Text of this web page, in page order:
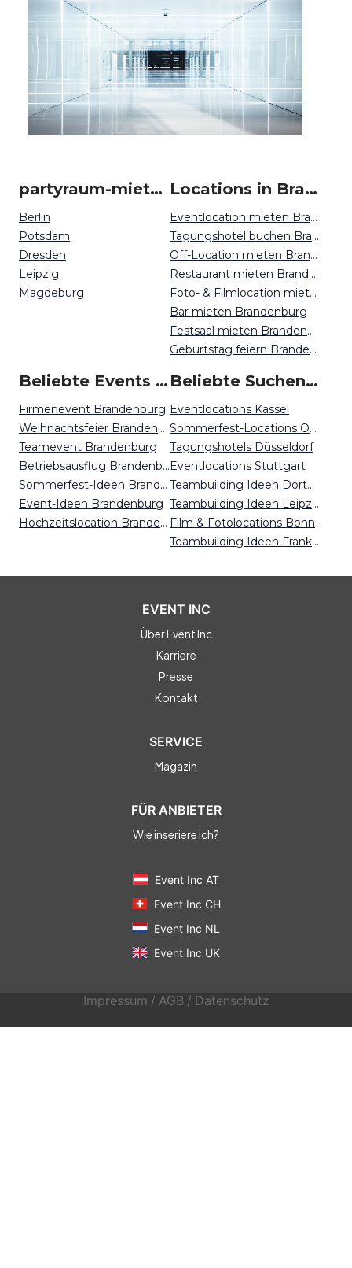
partyraum-mieten um Brandenburg
Berlin
Potsdam
Dresden
Leipzig
Magdeburg
Locations in Brandenburg mieten
Eventlocation mieten Brandenburg
Tagungshotel buchen Brandenburg
Off-Location mieten Brandenburg
Restaurant mieten Brandenburg
Foto- & Filmlocation mieten Brandenburg
Bar mieten Brandenburg
Festsaal mieten Brandenburg
Geburtstag feiern Brandenburg
Beliebte Events in Brandenburg
Firmenevent Brandenburg
Weihnachtsfeier Brandenburg
Teamevent Brandenburg
Betriebsausflug Brandenburg
Sommerfest-Ideen Brandenburg
Event-Ideen Brandenburg
Hochzeitslocation Brandenburg
Beliebte Suchen auf Event Inc
Eventlocations Kassel
Sommerfest-Locations Osnabrück
Tagungshotels Düsseldorf
Eventlocations Stuttgart
Teambuilding Ideen Dortmund
Teambuilding Ideen Leipzig
Film & Fotolocations Bonn
Teambuilding Ideen Frankfurt
EVENT INC
Über Event Inc
Karriere
Presse
Kontakt
SERVICE
Magazin
FÜR ANBIETER
Wie inseriere ich?
Event Inc AT
Event Inc CH
Event Inc NL
Event Inc UK
Impressum / AGB / Datenschutz